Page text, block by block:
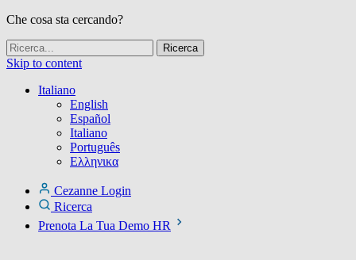
Che cosa sta cercando?
Skip to content
Italiano
English
Español
Italiano
Português
Ελληνικα
Cezanne Login
Ricerca
Prenota La Tua Demo HR